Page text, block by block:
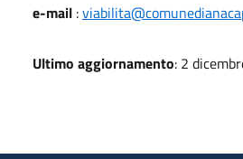
e-mail :
Ultimo aggiornamento: 2